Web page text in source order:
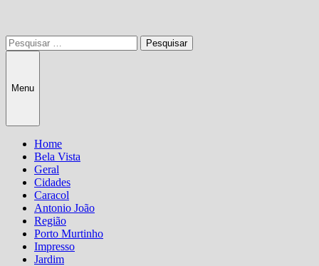
Pesquisar
por:
Menu
Home
Bela Vista
Geral
Cidades
Caracol
Antonio João
Região
Porto Murtinho
Impresso
Jardim